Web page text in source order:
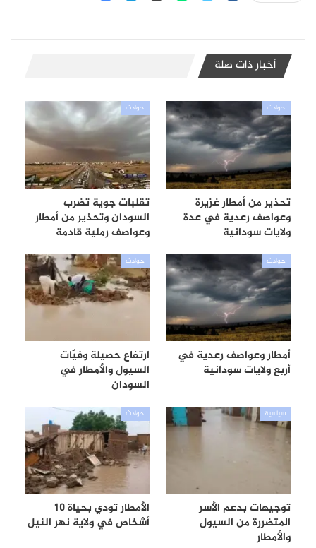
أخبار ذات صلة
حوادث
تحذير من أمطار غزيرة
وعواصف رعدية في عدة
ولايات سودانية
حوادث
تقلبات جوية تضرب
السودان وتحذير من أمطار
وعواصف رملية قادمة
حوادث
أمطار وعواصف رعدية في
أربع ولايات سودانية
حوادث
ارتفاع حصيلة وفيّات
السيول والأمطار في
السودان
سياسية
توجيهات بدعم الأسر
المتضررة من السيول
والأمطار
حوادث
الأمطار تودي بحياة 10
أشخاص في ولاية نهر النيل